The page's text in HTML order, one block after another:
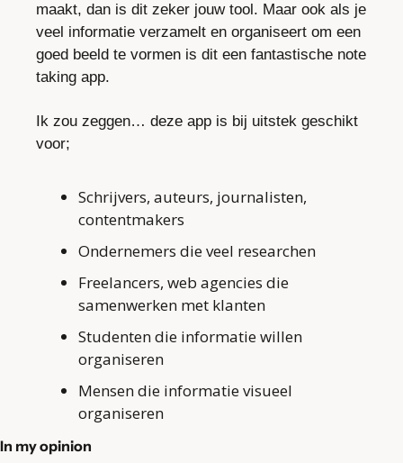
maakt, dan is dit zeker jouw tool. Maar ook als je
veel informatie verzamelt en organiseert om een
goed beeld te vormen is dit een fantastische note
taking app.
Ik zou zeggen… deze app is bij uitstek geschikt
voor;
Schrijvers, auteurs, journalisten,
contentmakers
Ondernemers die veel researchen
Freelancers, web agencies die
samenwerken met klanten
Studenten die informatie willen
organiseren
Mensen die informatie visueel
organiseren
In my opinion